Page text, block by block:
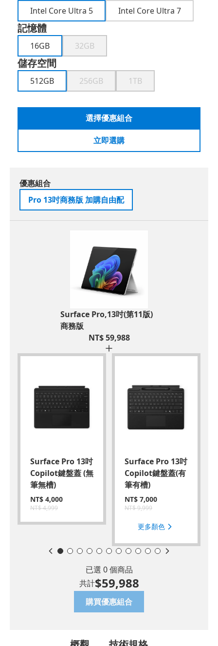
Intel Core Ultra 5 Intel Core Ultra 7
記憶體
16GB 32GB
儲存空間
512GB 256GB 1TB
選擇優惠組合
立即選購
優惠組合
Pro 13吋商務版 加購自由配
Surface Pro,13吋(第11版)
商務版
NT$59,988
Surface Pro 13吋
Copilot鍵盤蓋 (無
筆無槽)
NT$ 4,000
NT$4,999
Surface Pro 13吋
Copilot鍵盤蓋(有
筆有槽)
NT$ 7,000
NT$9,999
更多顏色
已選 0個商品
共計$59,988
購買優惠組合